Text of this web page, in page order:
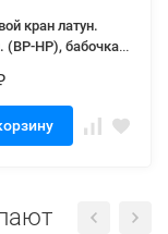
кран латун.
(ВР-НР), бабочка,